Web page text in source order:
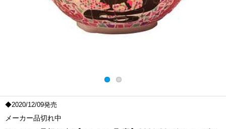
◆2020/12/09発売
メーカー品切れ中